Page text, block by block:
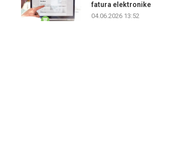
fatura elektronike
04.06.2026 13:52